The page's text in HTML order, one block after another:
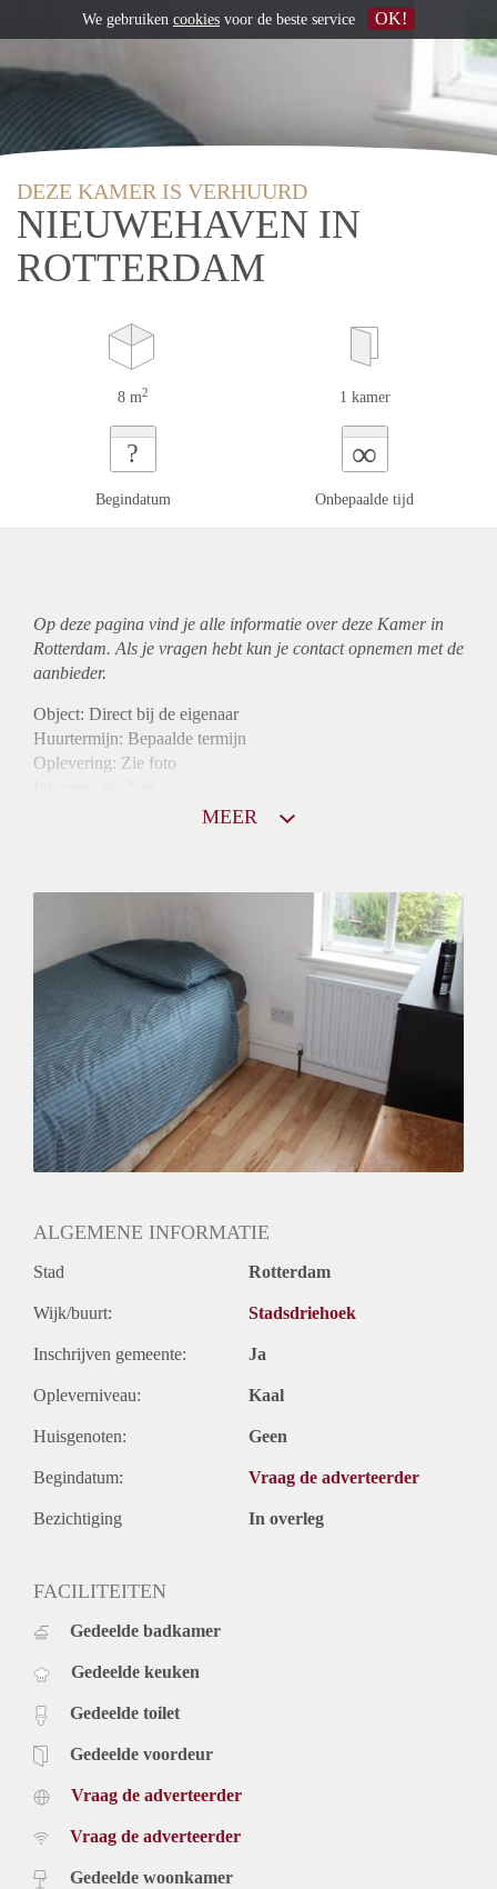
DEZE KAMER IS VERHUURD
NIEUWEHAVEN IN
ROTTERDAM
8 m2 1 kamer
?
Begindatum
∞
Onbepaalde tijd
Op deze pagina vind je alle informatie over deze Kamer in
Rotterdam. Als je vragen hebt kun je contact opnemen met de
aanbieder.
Object: Direct bij de eigenaar
Huurtermijn: Bepaalde termijn
Oplevering: Zie foto
Gedeelde woonkamer: Ja
Huisgenoten: Ja
MEER
ALGEMENE INFORMATIE
Stad Rotterdam
Wijk/buurt: Stadsdriehoek
Inschrijven gemeente: Ja
Opleverniveau: Kaal
Huisgenoten: Geen
Begindatum: Vraag de adverteerder
Bezichtiging In overleg
FACILITEITEN
Gedeelde badkamer
Gedeelde keuken
Gedeelde toilet
Gedeelde voordeur
Vraag de adverteerder
Vraag de adverteerder
Gedeelde woonkamer
We gebruiken cookies voor de beste service OK!